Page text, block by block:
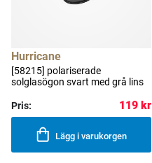
Hurricane
[58215] polariserade
solglasögon svart med grå lins
Pris: 119 kr
Lägg i varukorgen